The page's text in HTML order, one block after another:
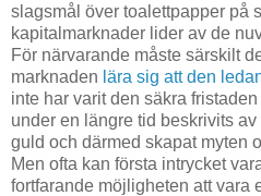
slagsmål över toalettpapper på
kapitalmarknader lider av de
För närvarande måste särskilt
marknaden lära sig att den
inte har varit den säkra
under en längre tid beskrivits
guld och därmed skapat myten
Men ofta kan första intrycket
fortfarande möjligheten att vara